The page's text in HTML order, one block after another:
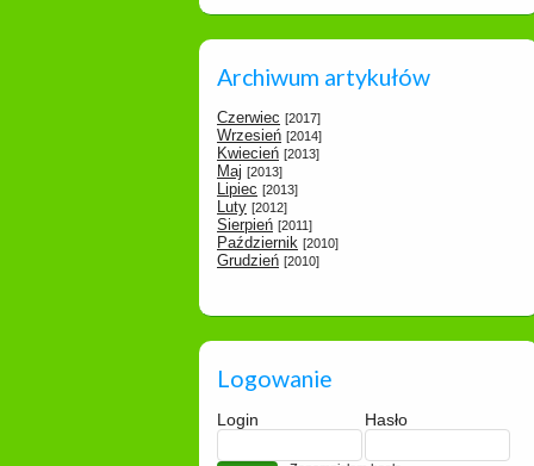
Archiwum artykułów
Czerwiec [2017]
Wrzesień [2014]
Kwiecień [2013]
Maj [2013]
Lipiec [2013]
Luty [2012]
Sierpień [2011]
Październik [2010]
Grudzień [2010]
Logowanie
Login Hasło